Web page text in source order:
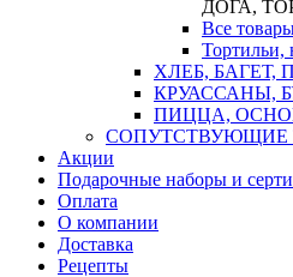
ДОГА,
Все
Тортильи,
ХЛЕБ, БАГЕТ,
КРУАССАНЫ,
ПИЦЦА,
СОПУТСТВУЮЩИЕ
Акции
Подарочные наборы и
Оплата
О компании
Доставка
Рецепты